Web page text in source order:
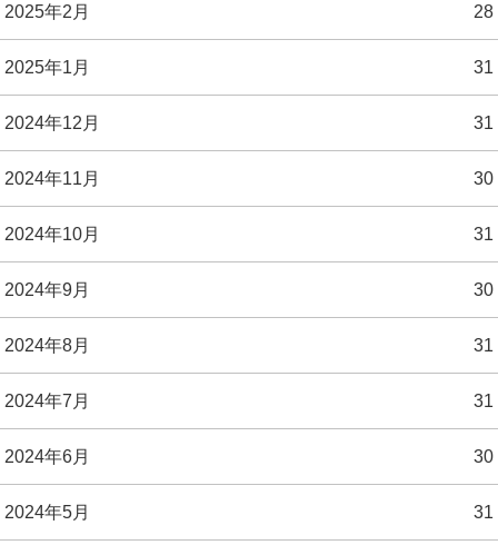
2025年2月 28
2025年1月 31
2024年12月 31
2024年11月 30
2024年10月 31
2024年9月 30
2024年8月 31
2024年7月 31
2024年6月 30
2024年5月 31